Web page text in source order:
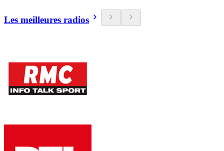
Les meilleures radios